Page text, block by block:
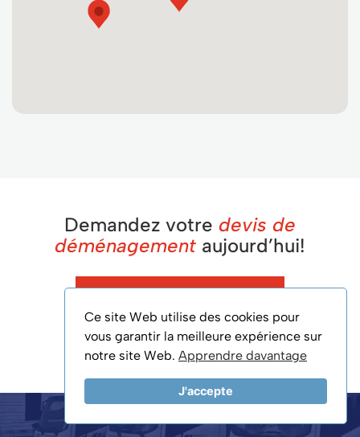
Ce site Web utilise des cookies pour
vous garantir la meilleure expérience sur
notre site Web. Apprendre davantage
J'accepte
Demandez votre devis de
déménagement aujourd’hui!
514-692-6657